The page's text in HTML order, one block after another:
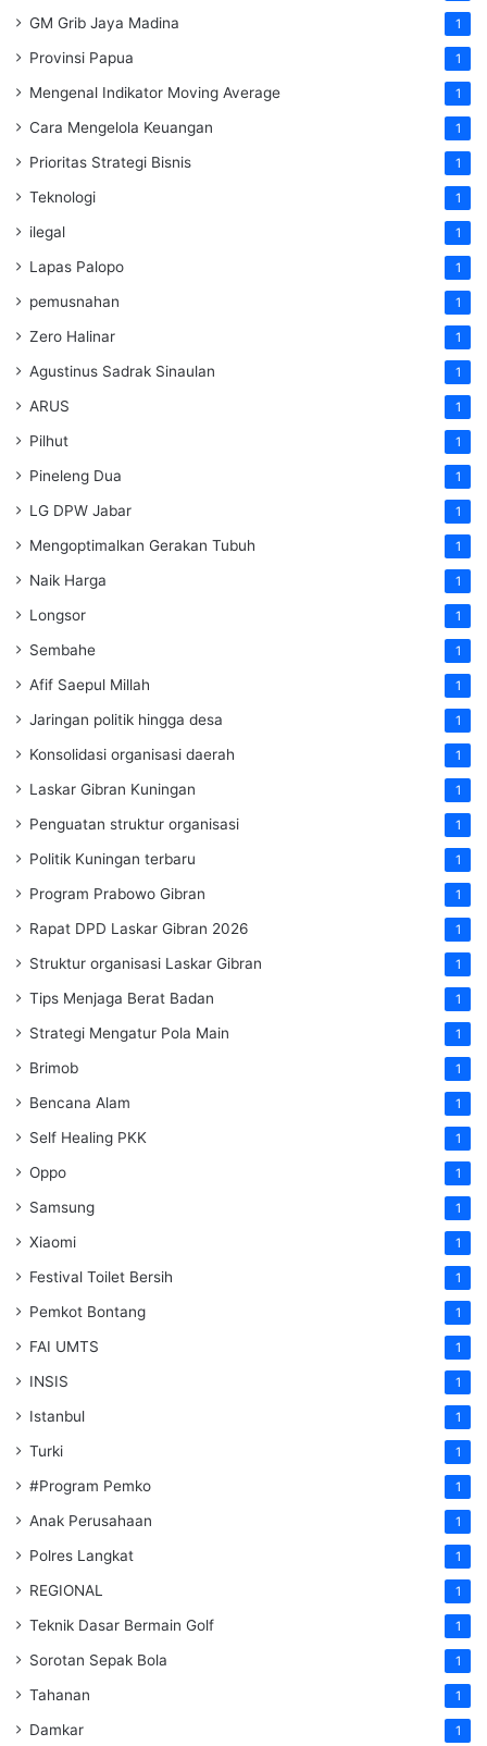
GM Grib Jaya Madina 1
Provinsi Papua 1
Mengenal Indikator Moving Average 1
Cara Mengelola Keuangan 1
Prioritas Strategi Bisnis 1
Teknologi 1
ilegal 1
Lapas Palopo 1
pemusnahan 1
Zero Halinar 1
Agustinus Sadrak Sinaulan 1
ARUS 1
Pilhut 1
Pineleng Dua 1
LG DPW Jabar 1
Mengoptimalkan Gerakan Tubuh 1
Naik Harga 1
Longsor 1
Sembahe 1
Afif Saepul Millah 1
Jaringan politik hingga desa 1
Konsolidasi organisasi daerah 1
Laskar Gibran Kuningan 1
Penguatan struktur organisasi 1
Politik Kuningan terbaru 1
Program Prabowo Gibran 1
Rapat DPD Laskar Gibran 2026 1
Struktur organisasi Laskar Gibran 1
Tips Menjaga Berat Badan 1
Strategi Mengatur Pola Main 1
Brimob 1
Bencana Alam 1
Self Healing PKK 1
Oppo 1
Samsung 1
Xiaomi 1
Festival Toilet Bersih 1
Pemkot Bontang 1
FAI UMTS 1
INSIS 1
Istanbul 1
Turki 1
#Program Pemko 1
Anak Perusahaan 1
Polres Langkat 1
REGIONAL 1
Teknik Dasar Bermain Golf 1
Sorotan Sepak Bola 1
Tahanan 1
Damkar 1